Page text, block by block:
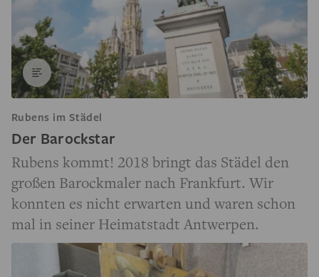
Rubens im Städel
Der Barockstar
Rubens kommt! 2018 bringt das Städel den
großen Barockmaler nach Frankfurt. Wir
konnten es nicht erwarten und waren schon
mal in seiner Heimatstadt Antwerpen.